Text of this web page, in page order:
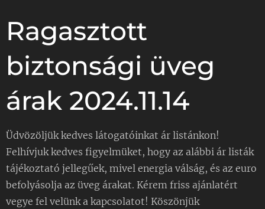
Ragasztott
biztonsági üveg
árak 2024.11.14
Üdvözöljük kedves látogatóinkat ár listánkon!
Felhívjuk kedves figyelmüket, hogy az alábbi ár listák
tájékoztató jellegűek, mivel energia válság, és az euro
befolyásolja az üveg árakat. Kérem friss ajánlatért
vegye fel velünk a kapcsolatot! Köszönjük